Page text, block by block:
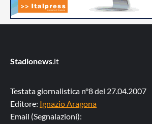
Stadionews .it
Testata giornalistica n°8 del 27.04.2007
Editore: Ignazio Aragona
Email (Segnalazioni):